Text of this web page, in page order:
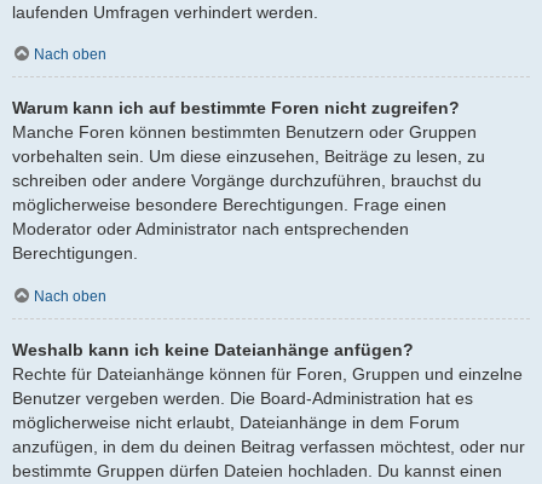
laufenden Umfragen verhindert werden.
Nach oben
Warum kann ich auf bestimmte Foren nicht zugreifen?
Manche Foren können bestimmten Benutzern oder Gruppen
vorbehalten sein. Um diese einzusehen, Beiträge zu lesen, zu
schreiben oder andere Vorgänge durchzuführen, brauchst du
möglicherweise besondere Berechtigungen. Frage einen
Moderator oder Administrator nach entsprechenden
Berechtigungen.
Nach oben
Weshalb kann ich keine Dateianhänge anfügen?
Rechte für Dateianhänge können für Foren, Gruppen und einzelne
Benutzer vergeben werden. Die Board-Administration hat es
möglicherweise nicht erlaubt, Dateianhänge in dem Forum
anzufügen, in dem du deinen Beitrag verfassen möchtest, oder nur
bestimmte Gruppen dürfen Dateien hochladen. Du kannst einen